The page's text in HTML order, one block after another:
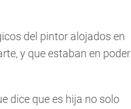
del pintor alojados en
y que estaban en poder
dice que es hija no solo